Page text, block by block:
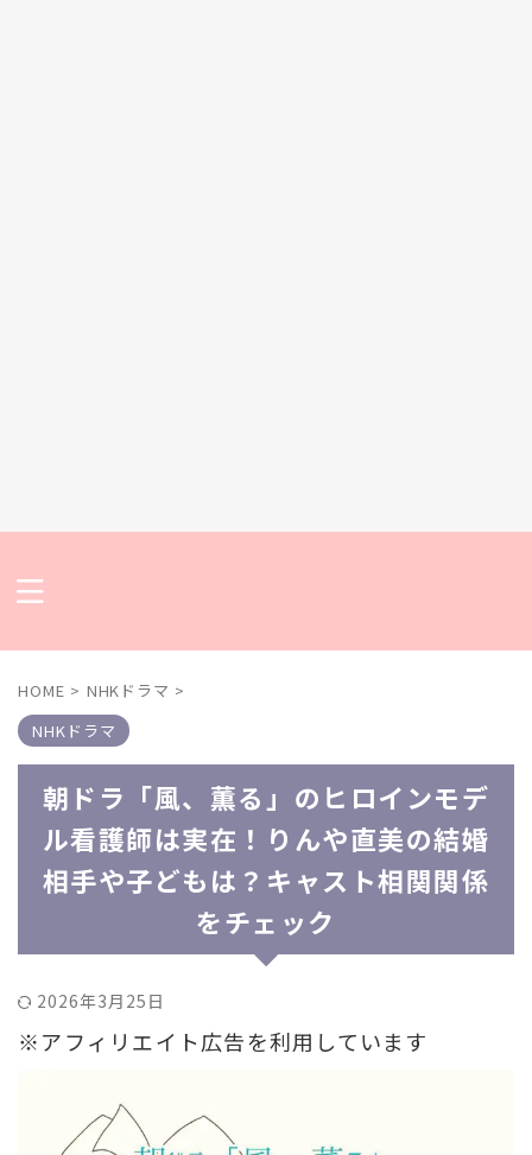
HOME > NHKドラマ >
NHKドラマ
朝ドラ「風、薫る」のヒロインモデ
ル看護師は実在！りんや直美の結婚
相手や子どもは？キャスト相関関係
をチェック
2026年3月25日
※アフィリエイト広告を利用しています